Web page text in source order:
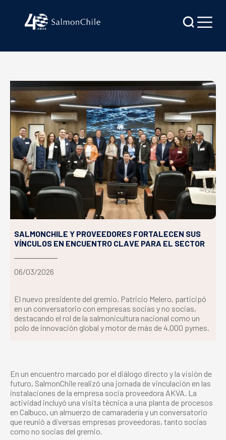
SALMONCHILE Y PROVEEDORES FORTALECEN SUS
VÍNCULOS EN ENCUENTRO CLAVE PARA EL SECTOR
06/03/2026
El nuevo presidente del gremio, Patricio Melero, participó
en un conversatorio con empresas socias y no socias,
destacando el rol de la salmonicultura nacional como un
polo de innovación global y motor de más de 4.000 pymes.
En un encuentro marcado por el diálogo directo y la visión de
futuro, SalmonChile realizó una jornada de vinculación en las
instalaciones de la empresa socia proveedora AKVA. La
actividad incluyó una visita técnica a una planta de procesos
en Calbuco, un almuerzo de camaradería y un conversatorio
que reunió a diversas empresas proveedoras, tanto socias
como no socias del gremio.